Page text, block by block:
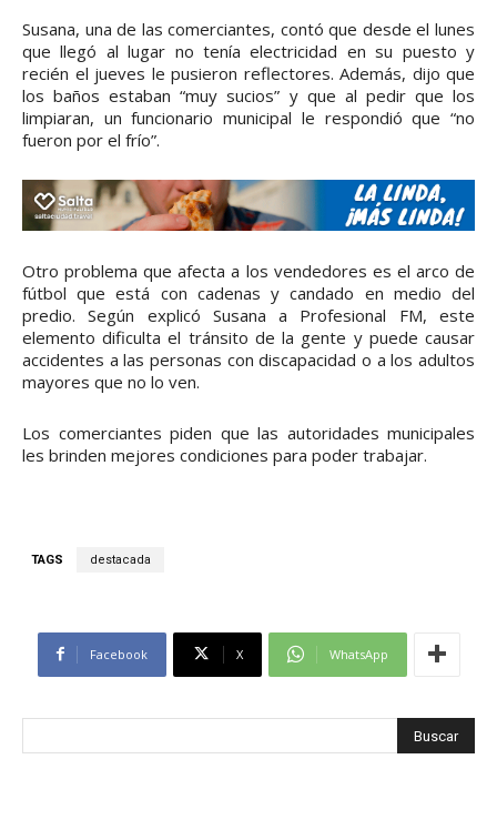
Susana, una de las comerciantes, contó que desde el lunes
que llegó al lugar no tenía electricidad en su puesto y
recién el jueves le pusieron reflectores. Además, dijo que
los baños estaban “muy sucios” y que al pedir que los
limpiaran, un funcionario municipal le respondió que “no
fueron por el frío”.
Otro problema que afecta a los vendedores es el arco de
fútbol que está con cadenas y candado en medio del
predio. Según explicó Susana a Profesional FM, este
elemento dificulta el tránsito de la gente y puede causar
accidentes a las personas con discapacidad o a los adultos
mayores que no lo ven.
Los comerciantes piden que las autoridades municipales
les brinden mejores condiciones para poder trabajar.
TAGS destacada
Facebook X WhatsApp